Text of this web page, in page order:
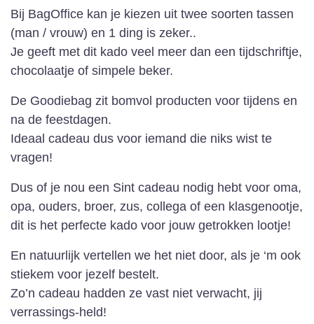
Bij BagOffice kan je kiezen uit twee soorten tassen
(man / vrouw) en 1 ding is zeker..
Je geeft met dit kado veel meer dan een tijdschriftje,
chocolaatje of simpele beker.
De Goodiebag zit bomvol producten voor tijdens en
na de feestdagen.
Ideaal cadeau dus voor iemand die niks wist te
vragen!
Dus of je nou een Sint cadeau nodig hebt voor oma,
opa, ouders, broer, zus, collega of een klasgenootje,
dit is het perfecte kado voor jouw getrokken lootje!
En natuurlijk vertellen we het niet door, als je ‘m ook
stiekem voor jezelf bestelt.
Zo’n cadeau hadden ze vast niet verwacht, jij
verrassings-held!